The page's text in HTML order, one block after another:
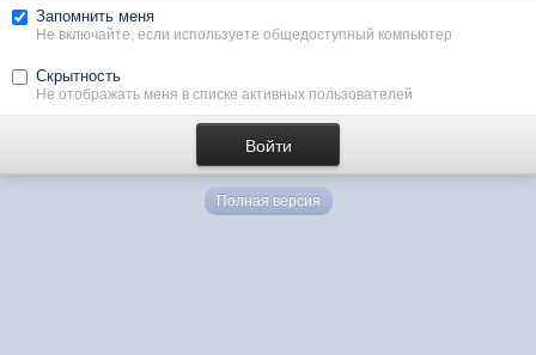
Запомнить меня
Не включайте, если используете общедоступный компьютер
Скрытность
Не отображать меня в списке активных пользователей
Полная версия